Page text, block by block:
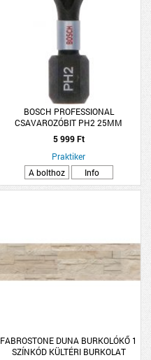
BOSCH PROFESSIONAL
CSAVAROZÓBIT PH2 25MM
25DB/CSOMAG IMPACT
5 999 Ft
Praktiker
A bolthoz
Info
FABROSTONE DUNA BURKOLÓKŐ 1
SZÍNKÓD KÜLTÉRI BURKOLAT